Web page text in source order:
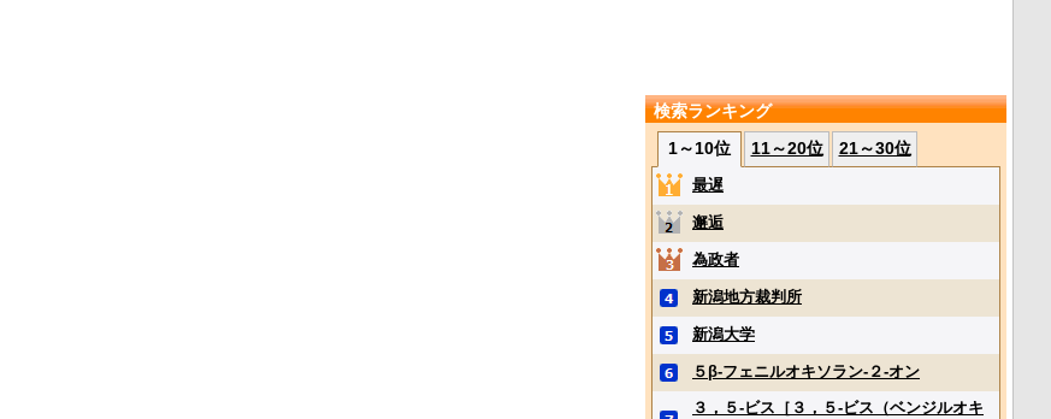
検索ランキング
1～10位
11～20位 21～30位
最遅
邂逅
為政者
新潟地方裁判所
新潟大学
５β‐フェニルオキソラン‐２‐オン
３，５‐ビス［３，５‐ビス（ベンジルオキ